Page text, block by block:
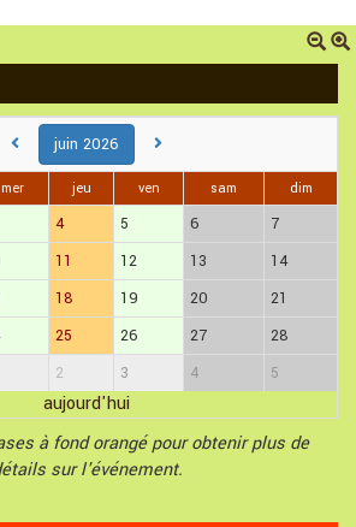
juin 2026
mer jeu ven sam dim
4 5 6
7
11 12 13
14
18 19 20
21
25 26 27
28
2 3 4 5
aujourd'hui
à fond orangé pour obtenir plus de
sur l'événement.